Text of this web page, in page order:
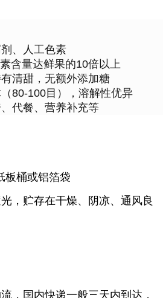
、人工色素
素含量达鲜果的10倍以上
清甜，无额外添加糖
（80-100目），溶解性优异
、代餐、营养补充等
板桶或铝箔袋
，贮存在干燥、阴凉、通风良
，国内快递一般三天内到达，